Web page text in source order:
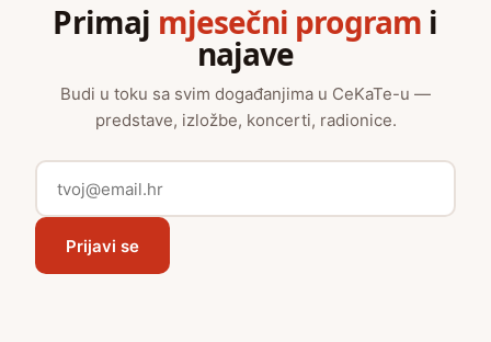
Primaj mjesečni program i
najave
Budi u toku sa svim događanjima u CeKaTe-u —
predstave, izložbe, koncerti, radionice.
Prijavi se